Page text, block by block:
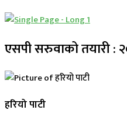
एसपी सरुवाको तयारी :
हरियो पाटी